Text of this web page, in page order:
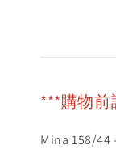
***購物前
Mina 158/44